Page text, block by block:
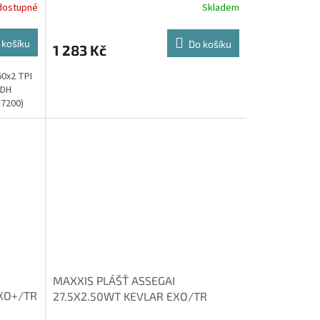
TPI
Skladem
1 283 Kč Do košíku
TR
MAXXIS PLÁŠŤ ASSEGAI
27.5X2.50WT KEVLAR EXO/TR